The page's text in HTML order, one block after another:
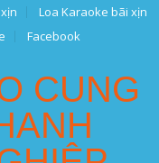
Loa Karaoke bãi xịn
Facebook